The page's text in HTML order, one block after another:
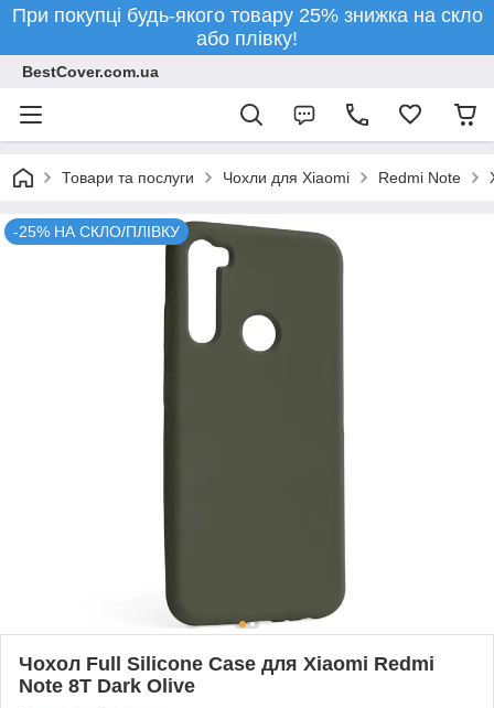
При покупці будь-якого товару 25% знижка на скло
або плівку!
BestCover.com.ua
Товари та послуги Чохли для Xiaomi Redmi Note
-25% НА СКЛО/ПЛІВКУ
Чохол Full Silicone Case для Xiaomi Redmi
Note 8T Dark Olive